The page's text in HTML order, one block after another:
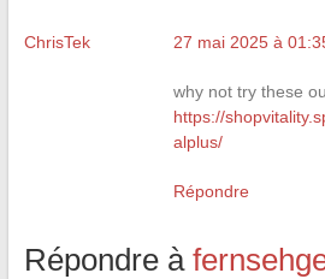
ChrisTek 27 mai 2025 à
why not try these
https://
alplus/
Répondre
Répondre à